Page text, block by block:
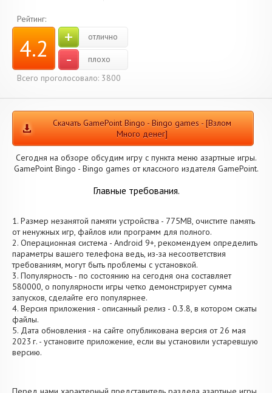
Рейтинг:
4.2 + отлично
-
плохо
Всего проголосовало: 3800
Скачать GamePoint Bingo - Bingo games - [Взлом
Много денег]
Сегодня на обзоре обсудим игру с пункта меню азартные игры.
GamePoint Bingo - Bingo games от классного издателя GamePoint.
Главные требования.
1. Размер незанятой памяти устройства - 775MB, очистите память
от ненужных игр, файлов или программ для полного.
2. Операционная система - Android 9+, рекомендуем определить
параметры вашего телефона ведь, из-за несоответствия
требованиям, могут быть проблемы с установкой.
3. Популярность - по состоянию на сегодня она составляет
580000, о популярности игры четко демонстрирует сумма
запусков, сделайте его популярнее.
4. Версия приложения - описанный релиз - 0.3.8, в котором сжаты
файлы.
5. Дата обновления - на сайте опубликована версия от 26 мая
2023 г. - установите приложение, если вы установили устаревшую
версию.